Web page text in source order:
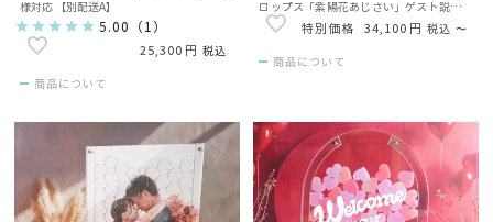
様対応 【別配送A】
5.00 （ 1 ）
25,300 税込
商品について
ロップス「紫陽花あじさい」ゲスト説明書
付
34,100 税込 〜
商品について